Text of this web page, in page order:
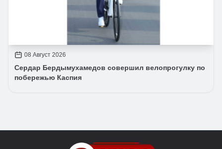
08 Август 2026
Сердар Бердымухамедов совершил велопрогулку по
побережью Каспия